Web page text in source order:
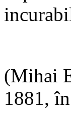
(Mihai
1881,